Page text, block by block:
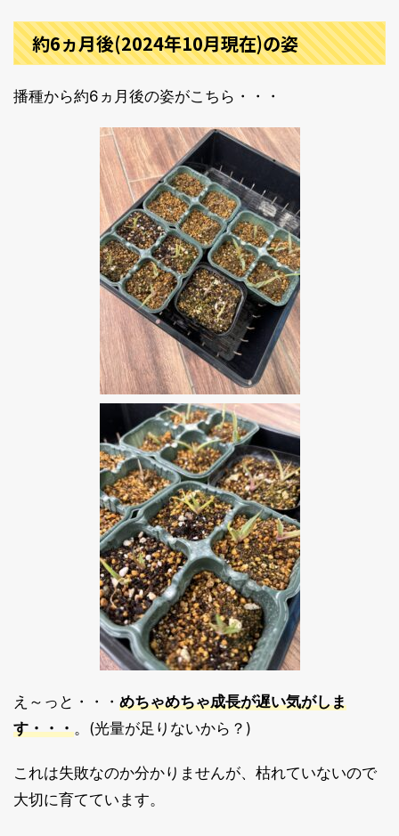
約6ヵ月後(2024年10月現在)の姿
播種から約6ヵ月後の姿がこちら・・・
え～っと・・・ めちゃめちゃ成長が遅い気がしま
す・・・。(光量が足りないから？)
これは失敗なのか分かりませんが、枯れていないので
大切に育てています。